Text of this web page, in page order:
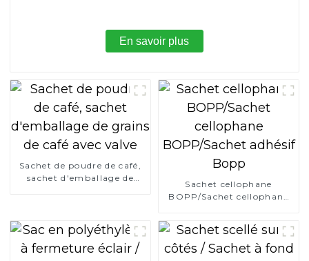
En savoir plus
Sachet de poudre de café,
sachet d'emballage de
Sachet cellophane
BOPP/Sachet cellophane